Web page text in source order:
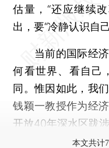
估量，“还应继续
出，要“冷静认识自
当前的国际经济
何看世界、看自己
同。惟因如此，我
钱颖一教授作为经
开放40年深水区跋
本文共计